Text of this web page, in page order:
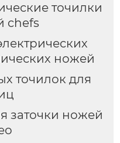
точилки
chefs
ножей
точилок для
заточки ножей